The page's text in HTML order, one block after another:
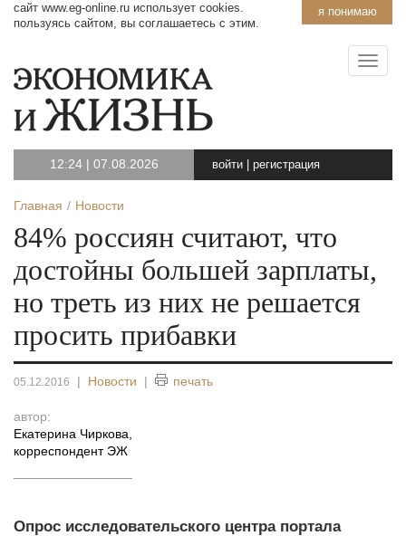
я понимаю
сайт www.eg-online.ru использует cookies.
пользуясь сайтом, вы соглашаетесь с этим.
12:24 | 07.08.2026 войти регистрация
Главная Новости
84% россиян считают, что
достойны большей зарплаты,
но треть из них не решается
просить прибавки
05.12.2016 | Новости | печать
автор:
Екатерина Чиркова
корреспондент ЭЖ
Опрос исследовательского центра портала